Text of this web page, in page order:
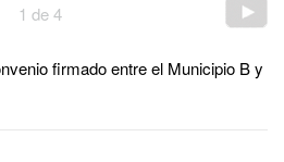
1 de4
firmado entre el Municipio B y